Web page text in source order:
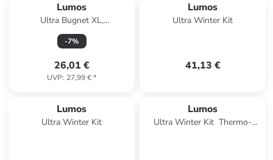
Lumos
Ultra Bugnet XL,
Insektenschutznetz für Ultra
Helm, XL,
-7%
26,01 €
UVP: 27,99 €*
Lumos
Ultra Winter Kit
41,13 €
Lumos
Ultra Winter Kit
Lumos
Ultra Winter Kit  Thermo-